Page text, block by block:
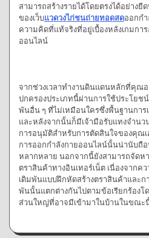
สามารถสร้างรายได้โดยตรงได้อย่าง
ของเว็บแวดวงไก่ชนถ่ายทอดสดออกก
ความคิดที่แท้จริงที่อยู่เบื้องหลังเกมก
ออนไลน์
จากช่วงเวลาทำงานดินแดนหลักที่คุณ
ปกครองประเภทนี้ผ่านการใช้ประโยช
พันอื่น ๆ ที่ไม่เหมือนใครซึ่งพื้นฐานกา
และหลังจากนั้นก็มีเจ้ามือรับแทงจำน
การอนุมัติสำหรับการตัดสินใจของคุณ
การออกกำลังกายออนไลน์นั้นน่านับถือ
หลากหลาย นอกจากนี้ยังสามารถจัดห
ตราสินค้าทางอินเทอร์เน็ต เนื่องจาก
เดิมพันแบบฝึกหัดสร้างตราสินค้าและ
พันนั้นแตกต่างกันไปตามข้อเรียกร้อง
ส่วนใหญ่ที่อาจมีเข้ามาในบ้านในขณะ